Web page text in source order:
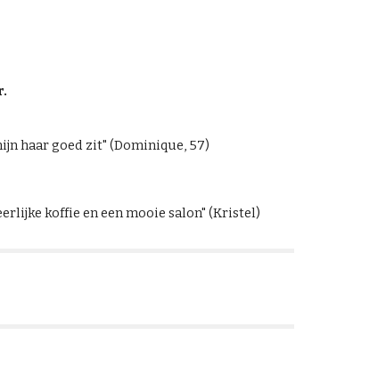
haar goed zit" (Dominique, 57)
koffie en een mooie salon" (Kristel)